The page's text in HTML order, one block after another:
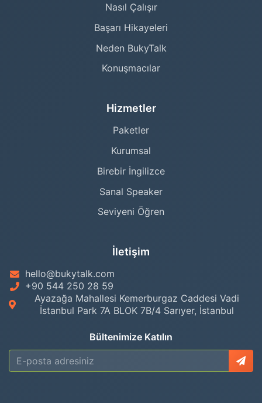
Nasıl Çalışır
Başarı Hikayeleri
Neden BukyTalk
Konuşmacılar
Hizmetler
Paketler
Kurumsal
Birebir İngilizce
Sanal Speaker
Seviyeni Öğren
İletişim
hello@bukytalk.com
+90 544 250 28 59
Ayazağa Mahallesi Kemerburgaz Caddesi Vadi
İstanbul Park 7A BLOK 7B/4 Sarıyer, İstanbul
Bültenimize Katılın